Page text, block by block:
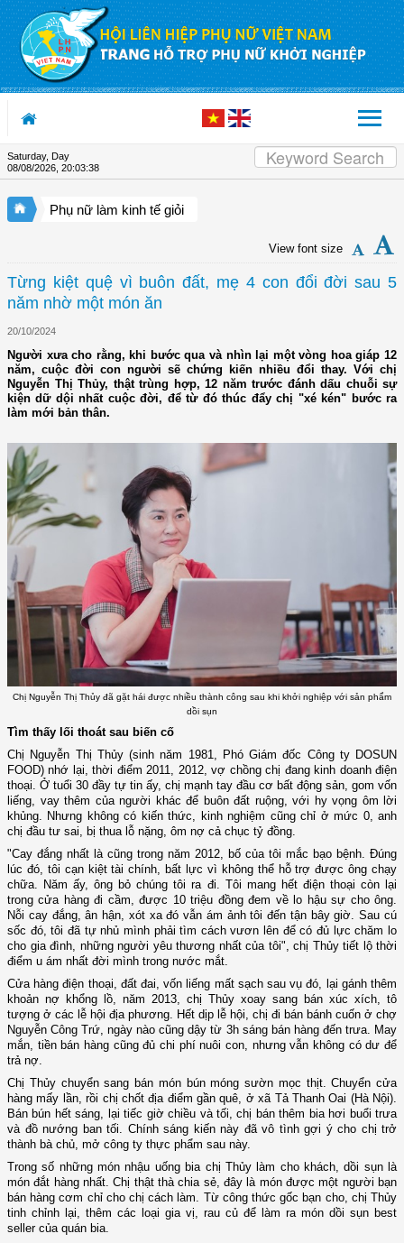
Skip to Content
Saturday, Day
08/08/2026 20:03:38
Phụ nữ làm kinh tế giỏi
View font size
Từng kiệt quệ vì buôn đất, mẹ 4 con đổi đời sau 5
năm nhờ một món ăn
20/10/2024
Người xưa cho rằng, khi bước qua và nhìn lại một vòng hoa giáp 12
năm, cuộc đời con người sẽ chứng kiến nhiều đổi thay. Với chị
Nguyễn Thị Thủy, thật trùng hợp, 12 năm trước đánh dấu chuỗi sự
kiện dữ dội nhất cuộc đời, để từ đó thúc đẩy chị "xé kén" bước ra
làm mới bản thân.
Chị Nguyễn Thị Thủy đã gặt hái được nhiều thành công sau khi khởi nghiệp với sản phẩm
dồi sụn
Tìm thấy lối thoát sau biến cố
Chị Nguyễn Thị Thủy (sinh năm 1981, Phó Giám đốc Công ty DOSUN
FOOD) nhớ lại, thời điểm 2011, 2012, vợ chồng chị đang kinh doanh điện
thoại. Ở tuổi 30 đầy tự tin ấy, chị mạnh tay đầu cơ bất động sản, gom vốn
liếng, vay thêm của người khác để buôn đất ruộng, với hy vọng ôm lời
khủng. Nhưng không có kiến thức, kinh nghiệm cũng chỉ ở mức 0, anh
chị đầu tư sai, bị thua lỗ nặng, ôm nợ cả chục tỷ đồng.
"Cay đắng nhất là cũng trong năm 2012, bố của tôi mắc bạo bệnh. Đúng
lúc đó, tôi cạn kiệt tài chính, bất lực vì không thể hỗ trợ được ông chạy
chữa. Năm ấy, ông bỏ chúng tôi ra đi. Tôi mang hết điện thoại còn lại
trong cửa hàng đi cầm, được 10 triệu đồng đem về lo hậu sự cho ông.
Nỗi cay đắng, ân hận, xót xa đó vẫn ám ảnh tôi đến tận bây giờ. Sau cú
sốc đó, tôi đã tự nhủ mình phải tìm cách vươn lên để có đủ lực chăm lo
cho gia đình, những người yêu thương nhất của tôi", chị Thủy tiết lộ thời
điểm u ám nhất đời mình trong nước mắt.
Cửa hàng điện thoại, đất đai, vốn liếng mất sạch sau vụ đó, lại gánh thêm
khoản nợ khổng lồ, năm 2013, chị Thủy xoay sang bán xúc xích, tô
tượng ở các lễ hội địa phương. Hết dịp lễ hội, chị đi bán bánh cuốn ở chợ
Nguyễn Công Trứ, ngày nào cũng dậy từ 3h sáng bán hàng đến trưa. May
mắn, tiền bán hàng cũng đủ chi phí nuôi con, nhưng vẫn không có dư để
trả nợ.
Chị Thủy chuyển sang bán món bún móng sườn mọc thịt. Chuyển cửa
hàng mấy lần, rồi chị chốt địa điểm gần quê, ở xã Tả Thanh Oai (Hà Nội).
Bán bún hết sáng, lại tiếc giờ chiều và tối, chị bán thêm bia hơi buổi trưa
và đồ nướng ban tối. Chính sáng kiến này đã vô tình gợi ý cho chị trở
thành bà chủ, mở công ty thực phẩm sau này.
Trong số những món nhậu uống bia chị Thủy làm cho khách, dồi sụn là
món đắt hàng nhất. Chị thật thà chia sẻ, đây là món được một người bạn
bán hàng cơm chỉ cho chị cách làm. Từ công thức gốc bạn cho, chị Thủy
tinh chỉnh lại, thêm các loại gia vị, rau củ để làm ra món dồi sụn best
seller của quán bia.